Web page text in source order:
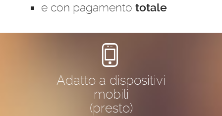
e con pagamento totale
Adatto a dispositivi
mobili
(presto)